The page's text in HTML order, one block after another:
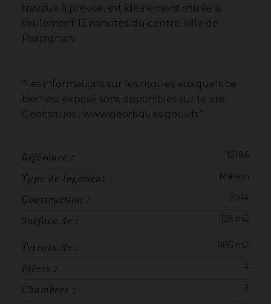
travaux à prévoir, est idéalement située à
seulement 15 minutes du centre-ville de
Perpignan.
“Les informations sur les risques auxquels ce
bien est exposé sont disponibles sur le site
Géorisques : www.georisques.gouv.fr”.
Référence : 12186
Type de logement : Maison
Construction : 2014
Surface de : 125 m2
Terrain de : 985 m2
Pièces : 4
Chambres : 3